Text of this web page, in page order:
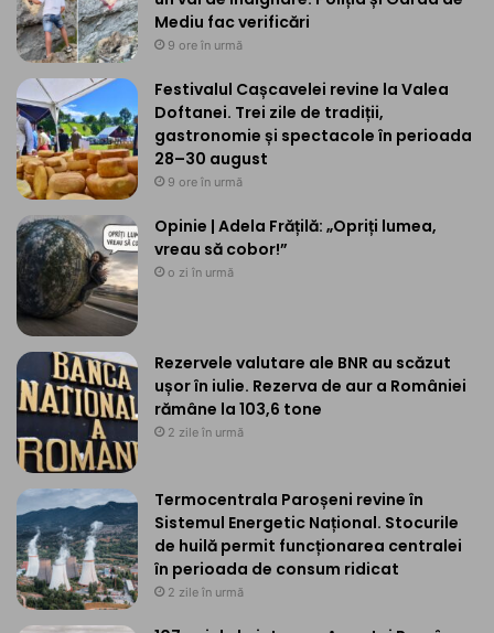
Mediu fac verificări
9 ore în urmă
Festivalul Cașcavelei revine la Valea
Doftanei. Trei zile de tradiții,
gastronomie și spectacole în perioada
28–30 august
9 ore în urmă
Opinie | Adela Frățilă: „Opriți lumea,
vreau să cobor!”
o zi în urmă
Rezervele valutare ale BNR au scăzut
ușor în iulie. Rezerva de aur a României
rămâne la 103,6 tone
2 zile în urmă
Termocentrala Paroșeni revine în
Sistemul Energetic Național. Stocurile
de huilă permit funcționarea centralei
în perioada de consum ridicat
2 zile în urmă